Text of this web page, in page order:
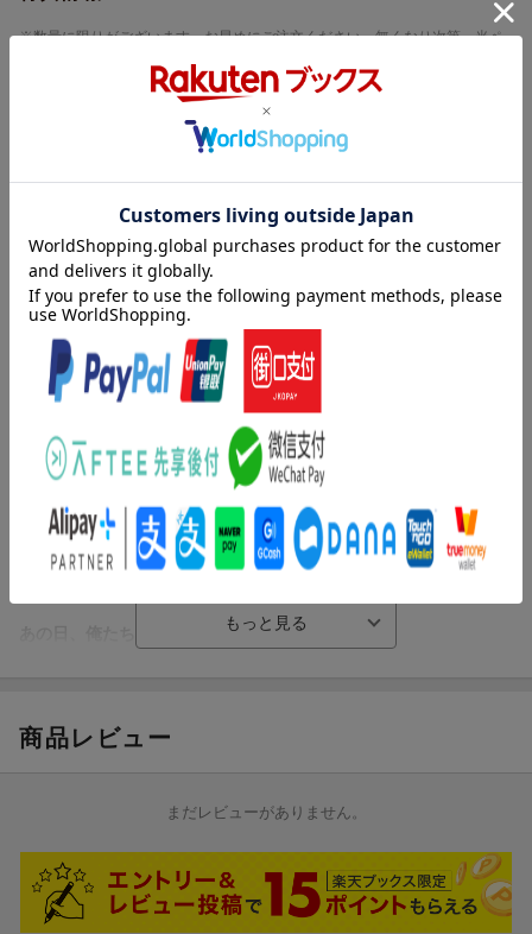
※数量に限りがございます。お早めにご注文ください。無くなり次第、当ペ
条件あり特典
※こちらの特典は終了しました
特典付き
内容紹介
あの日、俺たちは神によって殺された。
動！！
商品レビュー
まだレビューがありません。